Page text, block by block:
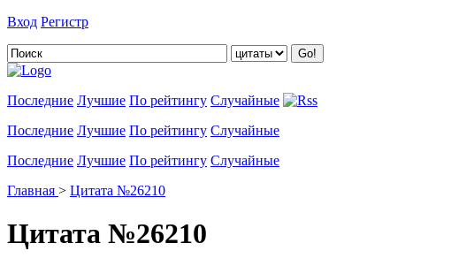
Вход Регистр
Последние Лучшие По рейтингу Случайные
Последние Лучшие По рейтингу Случайные
Последние Лучшие По рейтингу Случайные
Главная > Цитата №26210
Цитата №26210